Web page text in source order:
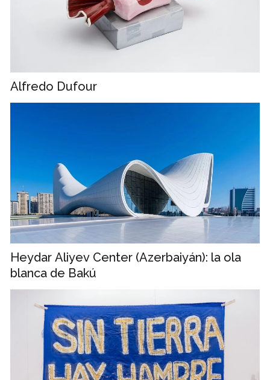
Alfredo Dufour
Heydar Aliyev Center (Azerbaiyán): la ola
blanca de Bakú